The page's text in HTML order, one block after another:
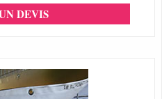
DEVIS